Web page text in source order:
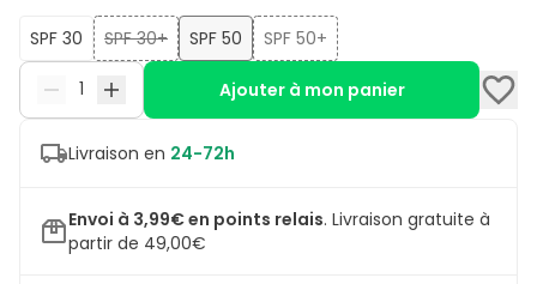
SPF 30 SPF 30+ SPF 50 SPF 50+
Ajouter à mon panier
Livraison en 24-72h
Envoi à 3,99€ en points relais. Livraison gratuite à
partir de 49,00€